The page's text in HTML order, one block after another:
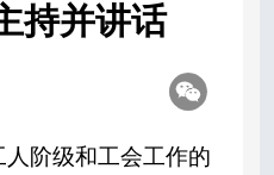
持并讲话
阶级和工会工作的